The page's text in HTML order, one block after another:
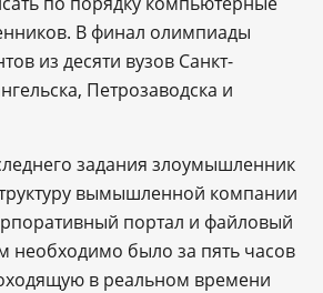
В финал олимпиады
из десяти вузов Санкт-
Петрозаводска и
задания злоумышленник
вымышленной компании
портал и файловый
необходимо было за пять часов
в реальном времени